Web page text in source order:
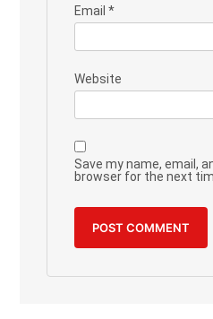
Email*
Website
Save my name, email,
browser for the next